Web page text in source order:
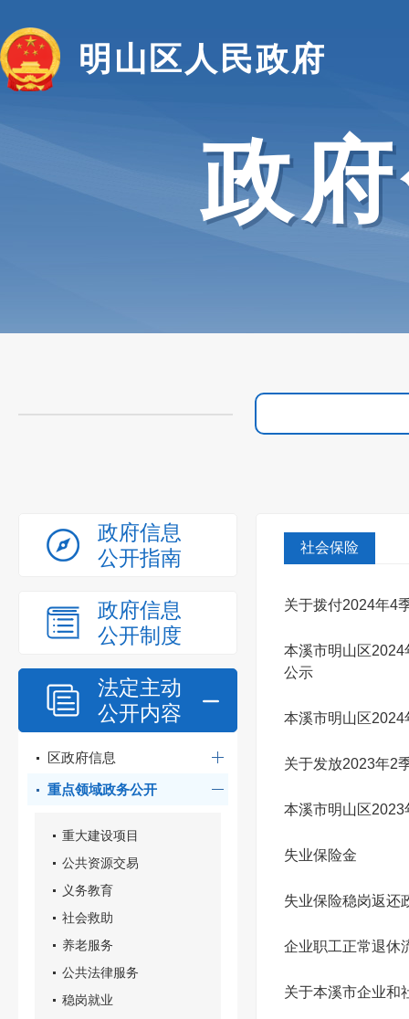
明山区人民政府
政
政府信息
公开指南
政府信息
公开制度
法定主动
公开内容
区政府信息
重点领域政务公开
重大建设项目
公共资源交易
义务教育
社会救助
养老服务
公共法律服务
稳岗就业
社会保险
关于拨付2024年4
本溪市明山区
公示
本溪市明山区
关于发放2023年2
本溪市明山区
失业保险金
失业保险稳岗返还
企业职工正常退休
关于本溪市企业和